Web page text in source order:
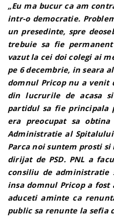
„Eu ma bucur ca am
intr-o democratie.
un presedinte, spre
trebuie sa fie
vazut la cei doi colegi ai
pe 6 decembrie, in seara
domnul Pricop nu a venit
din lucrurile de acasa
partidul sa fie principala
era preocupat sa
Administratie al
Parca noi suntem prosti
dirijat de PSD. PNL a
consiliu de
insa domnul Pricop a fost
aduceti aminte ca
public sa renunte la